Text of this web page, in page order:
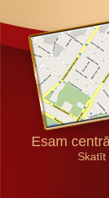
Esam
Skatīt